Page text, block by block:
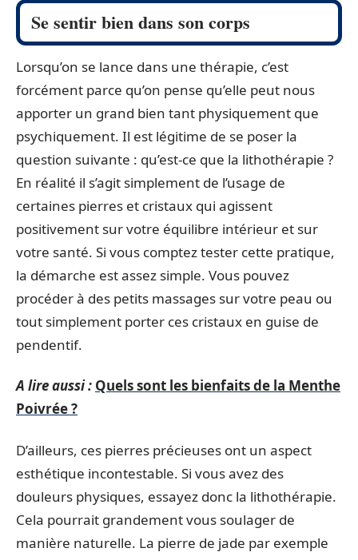
Se sentir bien dans son corps
Lorsqu’on se lance dans une thérapie, c’est
forcément parce qu’on pense qu’elle peut nous
apporter un grand bien tant physiquement que
psychiquement. Il est légitime de se poser la
question suivante : qu’est-ce que la lithothérapie ?
En réalité il s’agit simplement de l’usage de
certaines pierres et cristaux qui agissent
positivement sur votre équilibre intérieur et sur
votre santé. Si vous comptez tester cette pratique,
la démarche est assez simple. Vous pouvez
procéder à des petits massages sur votre peau ou
tout simplement porter ces cristaux en guise de
pendentif.
A lire aussi : Quels sont les bienfaits de la Menthe
Poivrée ?
D’ailleurs, ces pierres précieuses ont un aspect
esthétique incontestable. Si vous avez des
douleurs physiques, essayez donc la lithothérapie.
Cela pourrait grandement vous soulager de
manière naturelle. La pierre de jade par exemple